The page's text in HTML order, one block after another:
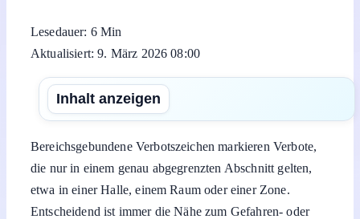
Lesedauer: 6 Min
Aktualisiert: 9. März 2026 08:00
Inhalt anzeigen
Bereichsgebundene Verbotszeichen markieren Verbote,
die nur in einem genau abgegrenzten Abschnitt gelten,
etwa in einer Halle, einem Raum oder einer Zone.
Entscheidend ist immer die Nähe zum Gefahren- oder